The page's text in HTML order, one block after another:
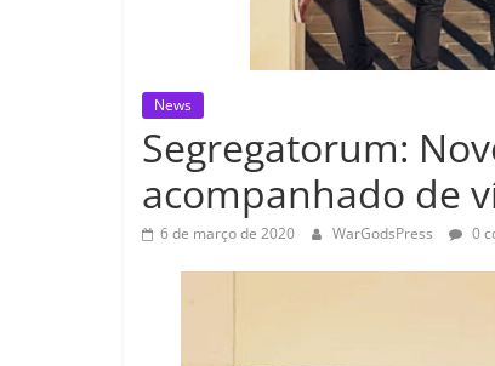
News
Segregatorum:
acompanhado de
6 de março de 2020 WarGodsPress 0